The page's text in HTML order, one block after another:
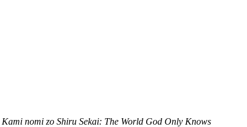
Kami nomi zo Shiru Sekai: The World God Only Knows